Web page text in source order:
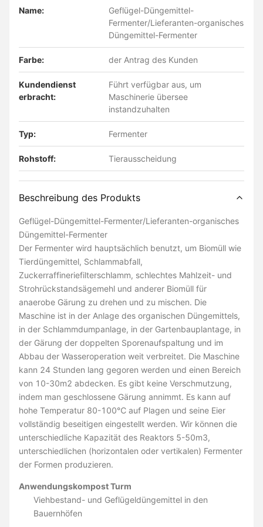
Name:
Geflügel-Düngemittel-
Fermenter/Lieferanten-organisches
Düngemittel-Fermenter
Farbe: der Antrag des Kunden
Kundendienst
erbracht:
Führt verfügbar aus, um
Maschinerie übersee
instandzuhalten
Typ: Fermenter
Rohstoff: Tierausscheidung
Beschreibung des Produkts
Geflügel-Düngemittel-Fermenter/Lieferanten-organisches
Düngemittel-Fermenter
Der Fermenter wird hauptsächlich benutzt, um Biomüll wie
Tierdüngemittel, Schlammabfall,
Zuckerraffineriefilterschlamm, schlechtes Mahlzeit- und
Strohrückstandsägemehl und anderer Biomüll für
anaerobe Gärung zu drehen und zu mischen. Die
Maschine ist in der Anlage des organischen Düngemittels,
in der Schlammdumpanlage, in der Gartenbauplantage, in
der Gärung der doppelten Sporenaufspaltung und im
Abbau der Wasseroperation weit verbreitet. Die Maschine
kann 24 Stunden lang gegoren werden und einen Bereich
von 10-30m2 abdecken. Es gibt keine Verschmutzung,
indem man geschlossene Gärung annimmt. Es kann auf
hohe Temperatur 80-100℃ auf Plagen und seine Eier
vollständig beseitigen eingestellt werden. Wir können die
unterschiedliche Kapazität des Reaktors 5-50m3,
unterschiedlichen (horizontalen oder vertikalen) Fermenter
der Formen produzieren.
Anwendungskompost Turm
Viehbestand- und Geflügeldüngemittel in den
Bauernhöfen